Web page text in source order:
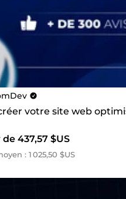
votre site web
437,57 $US
: 1 025,50 $US